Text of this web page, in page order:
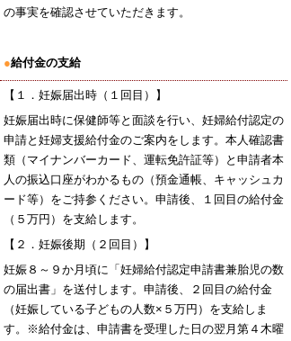
の事実を確認させていただきます。
●給付金の支給
【１．妊娠届出時（１回目）】
妊娠届出時に保健師等と面談を行い、妊婦給付認定の
申請と妊婦支援給付金のご案内をします。本人確認書
類（マイナンバーカード、運転免許証等）と申請者本
人の振込口座がわかるもの（預金通帳、キャッシュカ
ード等）をご持参ください。申請後、１回目の給付金
（５万円）を支給します。
【２．妊娠後期（２回目）】
妊娠８～９か月頃に「妊婦給付認定申請書兼胎児の数
の届出書」を送付します。申請後、２回目の給付金
（妊娠している子どもの人数×５万円）を支給しま
す。
※給付金は、申請書を受理した日の翌月第４木曜